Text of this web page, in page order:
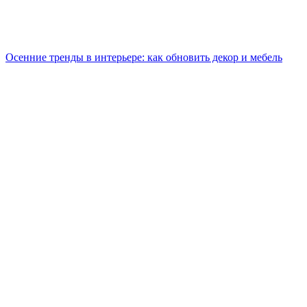
Осенние тренды в интерьере: как обновить декор и мебель